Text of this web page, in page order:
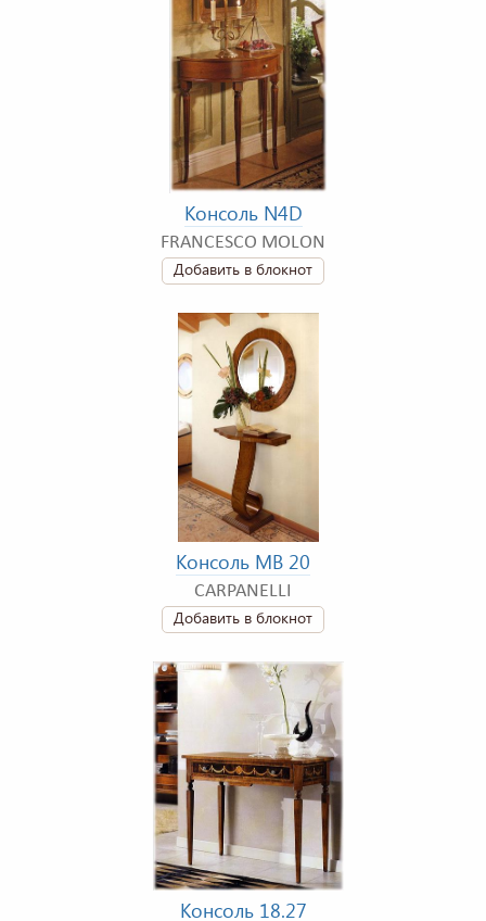
Консоль N4D
FRANCESCO MOLON
Добавить в блокнот
Консоль MB 20
CARPANELLI
Добавить в блокнот
Консоль 18.27